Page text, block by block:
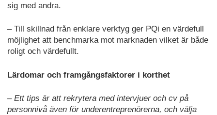
sig med andra.
– Till skillnad från enklare verktyg ger PQi en värdefull
möjlighet att benchmarka mot marknaden vilket är både
roligt och värdefullt.
Lärdomar och framgångsfaktorer i korthet
– Ett tips är att rekrytera med intervjuer och cv på
personnivå även för underentreprenörerna, och välja